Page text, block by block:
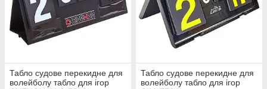
Табло судове перекидне для
волейболу табло для ігор
Табло судове перекидне для
волейболу табло для ігор